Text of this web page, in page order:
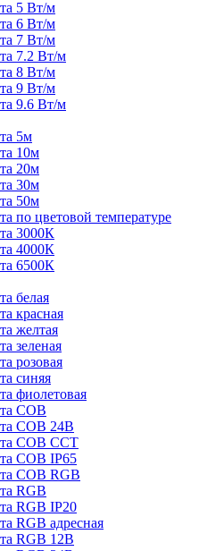
5 Вт/м
6 Вт/м
7 Вт/м
7.2 Вт/м
8 Вт/м
9 Вт/м
9.6 Вт/м
5м
10м
20м
30м
50м
по цветовой температуре
3000К
4000К
6500К
белая
красная
желтая
зеленая
розовая
синяя
фиолетовая
COB
COB 24В
COB CCT
COB IP65
COB RGB
RGB
RGB IP20
RGB адресная
RGB 12В